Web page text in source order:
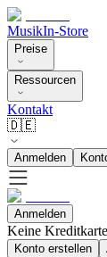
MusikIn-Store
Preise
Ressourcen
Kontakt
🇩🇪
Anmelden
Anmelden
Keine
Konto erstellen